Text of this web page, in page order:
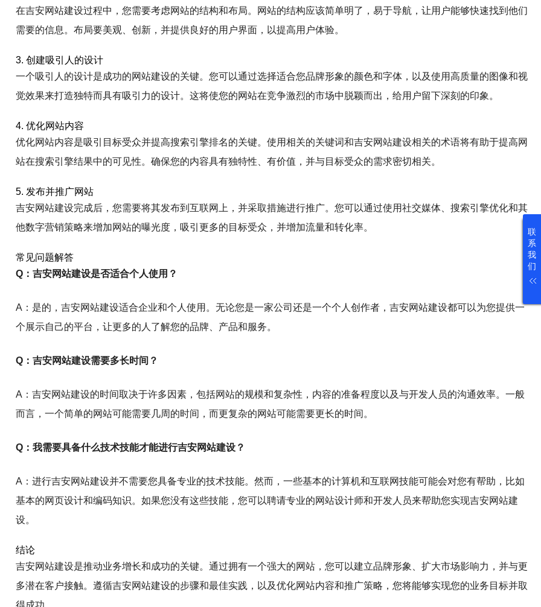
联
系
我
们
在吉安网站建设过程中，您需要考虑网站的结构和布局。网站的结构应该简单明了，易于导航，让用户能够快速找到他们
需要的信息。布局要美观、创新，并提供良好的用户界面，以提高用户体验。
3. 创建吸引人的设计
一个吸引人的设计是成功的网站建设的关键。您可以通过选择适合您品牌形象的颜色和字体，以及使用高质量的图像和视
觉效果来打造独特而具有吸引力的设计。这将使您的网站在竞争激烈的市场中脱颖而出，给用户留下深刻的印象。
4. 优化网站内容
优化网站内容是吸引目标受众并提高搜索引擎排名的关键。使用相关的关键词和吉安网站建设相关的术语将有助于提高网
站在搜索引擎结果中的可见性。确保您的内容具有独特性、有价值，并与目标受众的需求密切相关。
5. 发布并推广网站
吉安网站建设完成后，您需要将其发布到互联网上，并采取措施进行推广。您可以通过使用社交媒体、搜索引擎优化和其
他数字营销策略来增加网站的曝光度，吸引更多的目标受众，并增加流量和转化率。
常见问题解答
Q：吉安网站建设是否适合个人使用？
A：是的，吉安网站建设适合企业和个人使用。无论您是一家公司还是一个个人创作者，吉安网站建设都可以为您提供一
个展示自己的平台，让更多的人了解您的品牌、产品和服务。
Q：吉安网站建设需要多长时间？
A：吉安网站建设的时间取决于许多因素，包括网站的规模和复杂性，内容的准备程度以及与开发人员的沟通效率。一般
而言，一个简单的网站可能需要几周的时间，而更复杂的网站可能需要更长的时间。
Q：我需要具备什么技术技能才能进行吉安网站建设？
A：进行吉安网站建设并不需要您具备专业的技术技能。然而，一些基本的计算机和互联网技能可能会对您有帮助，比如
基本的网页设计和编码知识。如果您没有这些技能，您可以聘请专业的网站设计师和开发人员来帮助您实现吉安网站建
设。
结论
吉安网站建设是推动业务增长和成功的关键。通过拥有一个强大的网站，您可以建立品牌形象、扩大市场影响力，并与更
多潜在客户接触。遵循吉安网站建设的步骤和最佳实践，以及优化网站内容和推广策略，您将能够实现您的业务目标并取
得成功。